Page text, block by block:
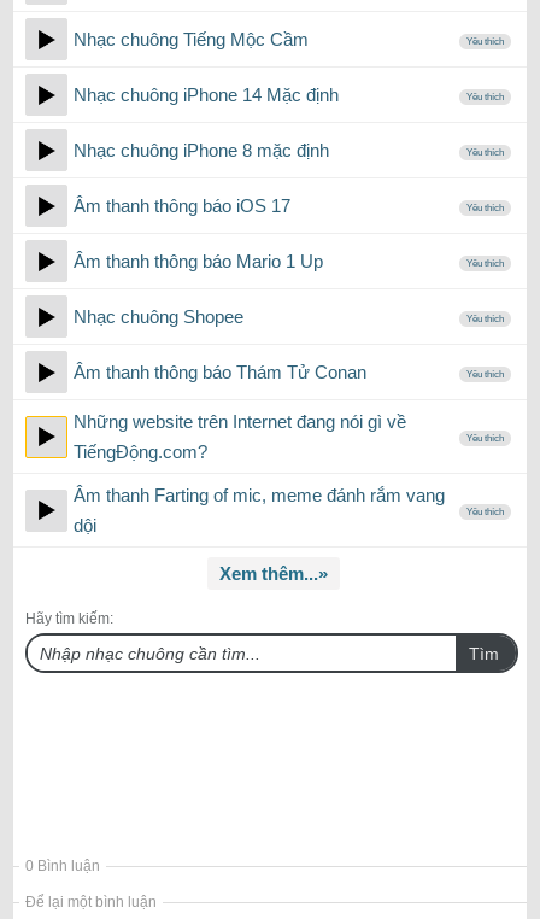
Nhạc chuông Tiếng Mộc Cầm Yêu thích
Nhạc chuông iPhone 14 Mặc định Yêu thích
Nhạc chuông iPhone 8 mặc định Yêu thích
Âm thanh thông báo iOS 17 Yêu thích
Âm thanh thông báo Mario 1 Up Yêu thích
Nhạc chuông Shopee Yêu thích
Âm thanh thông báo Thám Tử Conan Yêu thích
Những website trên Internet đang nói gì về
TiếngĐộng.com?
Yêu thích
Âm thanh Farting of mic, meme đánh rắm vang
dội
Yêu thích
Xem thêm...»
Hãy tìm kiếm:
Tìm
0 Bình luận
Để lại một bình luận